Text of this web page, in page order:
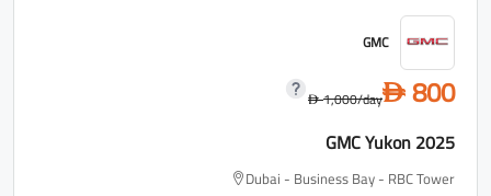
GMC
D 800
D1,000/day
GMC Yukon 2025
Dubai - Business Bay - RBC Tower